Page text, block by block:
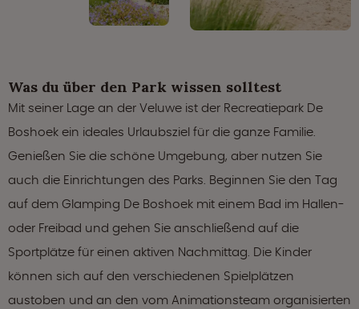
Was du über den Park wissen solltest
Mit seiner Lage an der Veluwe ist der Recreatiepark De
Boshoek ein ideales Urlaubsziel für die ganze Familie.
Genießen Sie die schöne Umgebung, aber nutzen Sie
auch die Einrichtungen des Parks. Beginnen Sie den Tag
auf dem Glamping De Boshoek mit einem Bad im Hallen-
oder Freibad und gehen Sie anschließend auf die
Sportplätze für einen aktiven Nachmittag. Die Kinder
können sich auf den verschiedenen Spielplätzen
austoben und an den vom Animationsteam organisierten